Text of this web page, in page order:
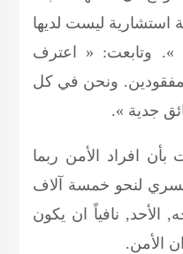
استشارية ليست لديها
». وتابعت: « اعترف
ونحن في كل
جدية ».
افراد الأمن ربما
لنحو خمسة آلاف
الأحد, نافياً ان يكون
الأمن.